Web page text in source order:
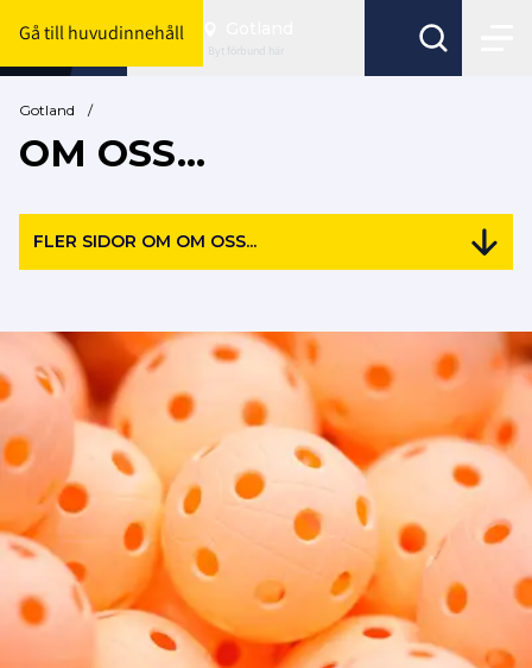
Gå till huvudinnehåll
Byt förbund här
Gotland /
OM OSS...
FLER SIDOR OM OM OSS...